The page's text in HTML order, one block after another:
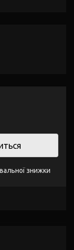
знижки